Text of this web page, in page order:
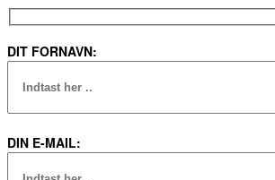
DIT FORNAVN:
DIN E-MAIL: